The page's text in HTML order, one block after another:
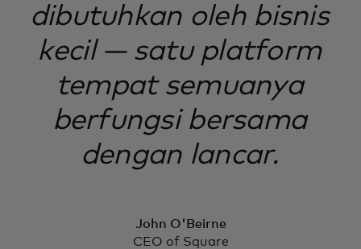
dibutuhkan oleh bisnis
kecil — satu platform
tempat semuanya
berfungsi bersama
dengan lancar.
John O'Beirne
CEO of Square